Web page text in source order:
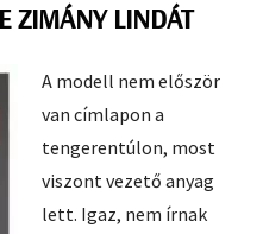
ZIMÁNY LINDÁT
A modell nem először
van címlapon a
tengerentúlon, most
viszont vezető anyag
lett. Igaz, nem írnak